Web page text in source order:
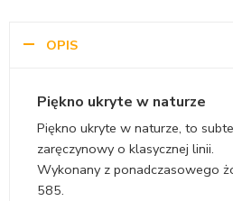
OPIS
Piękno ukryte w naturze
Piękno ukryte w naturze, to
zaręczynowy o klasycznej linii.
Wykonany z ponadczasowego
585.